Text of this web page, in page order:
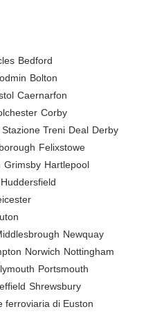
Bedford
Bolton
Caernarfon
Corby
Treni Deal Derby
Felixstowe
Grimsby Hartlepool
Huddersfield
Newquay
Norwich Nottingham
Portsmouth
Shrewsbury
ferroviaria di Euston